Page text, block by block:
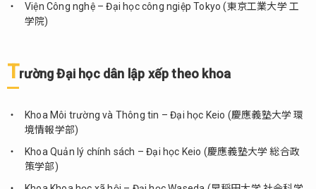
giá
cao
Đại học
2.1.2.
Trường
Đại học
Viện Công nghệ – Đại học công ngiệp Tokyo (東京工業大学 工
学院)
Trường Đại học dân lập xếp theo khoa
Khoa Môi trường và Thông tin – Đại học Keio (慶應義塾大学 環
境情報学部)
Khoa Quản lý chính sách – Đại học Keio (慶應義塾大学 総合政
策学部)